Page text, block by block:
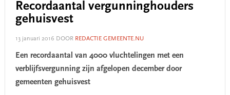
Recordaantal vergunninghouders
gehuisvest
13 januari 2016 DOOR REDACTIE GEMEENTE.NU
Een recordaantal van 4000 vluchtelingen met een
verblijfsvergunning zijn afgelopen december door
gemeenten gehuisvest